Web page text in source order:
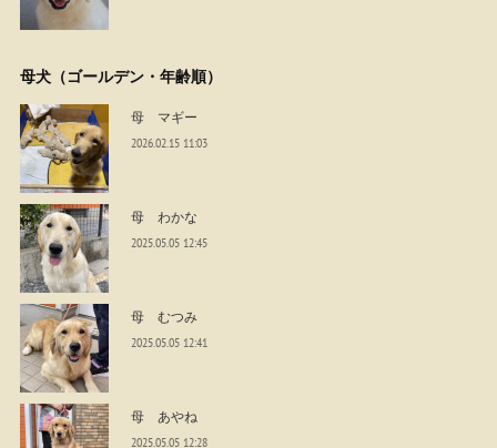
母犬（ゴールデン・年齢順）
母 マギー
2026.02.15 11:03
母 わかな
2025.05.05 12:45
母 むつみ
2025.05.05 12:41
母 あやね
2025.05.05 12:28